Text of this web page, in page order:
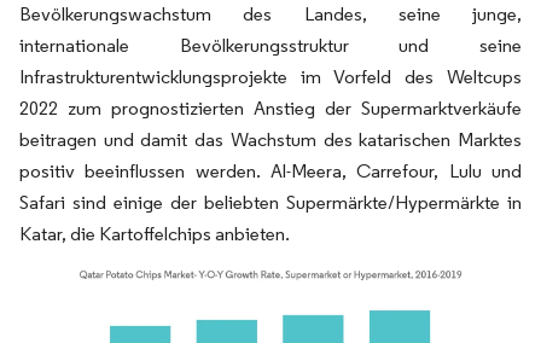
Bevölkerungswachstum des Landes, seine junge,
internationale Bevölkerungsstruktur und seine
Infrastrukturentwicklungsprojekte im Vorfeld des Weltcups
2022 zum prognostizierten Anstieg der Supermarktverkäufe
beitragen und damit das Wachstum des katarischen Marktes
positiv beeinflussen werden. Al-Meera, Carrefour, Lulu und
Safari sind einige der beliebten Supermärkte/Hypermärkte in
Katar, die Kartoffelchips anbieten.